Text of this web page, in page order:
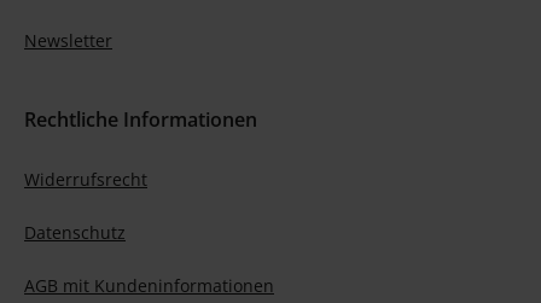
Newsletter
Rechtliche Informationen
Widerrufsrecht
Datenschutz
AGB mit Kundeninformationen